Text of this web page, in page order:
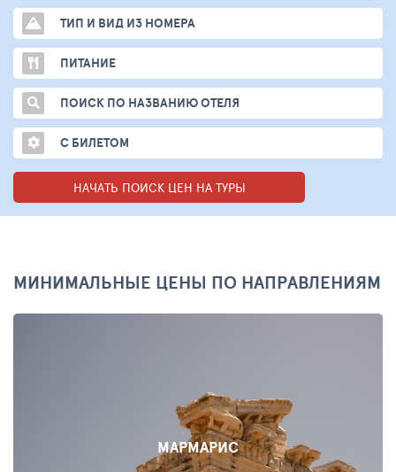
ТИП И ВИД ИЗ НОМЕРА
ПИТАНИЕ
ПОИСК ПО НАЗВАНИЮ ОТЕЛЯ
С БИЛЕТОМ
НАЧАТЬ ПОИСК ЦЕН НА ТУРЫ
МИНИМАЛЬНЫЕ ЦЕНЫ ПО НАПРАВЛЕНИЯМ
МАРМАРИС